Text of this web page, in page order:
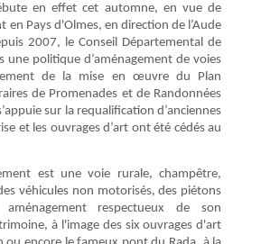
en effet cet automne, en vue de
en Pays d'Olmes, en direction de l’Aude
2007, le Conseil Départemental de
une politique d’aménagement de voies
de la mise en œuvre du Plan
de Promenades et de Randonnées
sur la requalification d’anciennes
et les ouvrages d’art ont été cédés au
est une voie rurale, champêtre,
véhicules non motorisés, des piétons
respectueux de son
à l'image des six ouvrages d'art